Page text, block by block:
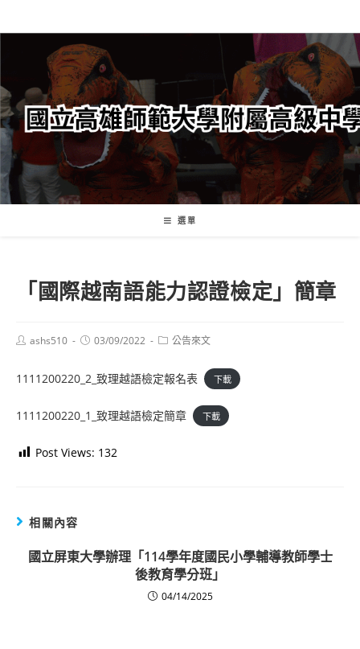
轉
要
內
容
選單
「國際越南語能力認證檢定」簡章
Postashs510
Post03/09/2022
Post公告來文
1111200220_2_致理越語檢定報名表 下載
1111200220_1_致理越語檢定簡章 下載
Post Views: 132
相關內容
國立屏東大學辦理「114學年度國民小學輔導教師學士
後教育學分班」
04/14/2025